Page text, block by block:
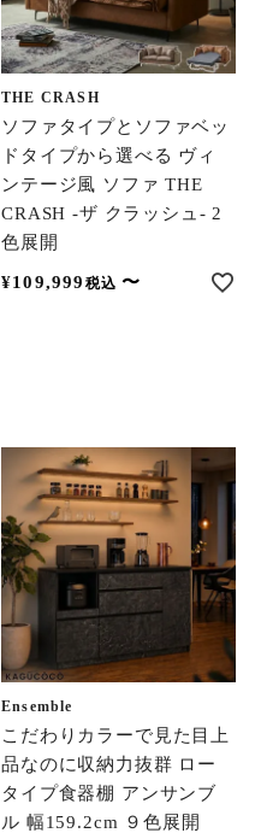
THE CRASH
ソファタイプとソファベッ
ドタイプから選べる ヴィ
ンテージ風 ソファ THE
CRASH -ザ クラッシュ- 2
色展開
¥109,999 税込 〜
Ensemble
こだわりカラーで見た目上
品なのに収納力抜群 ロー
タイプ食器棚 アンサンブ
ル 幅159.2cm ９色展開